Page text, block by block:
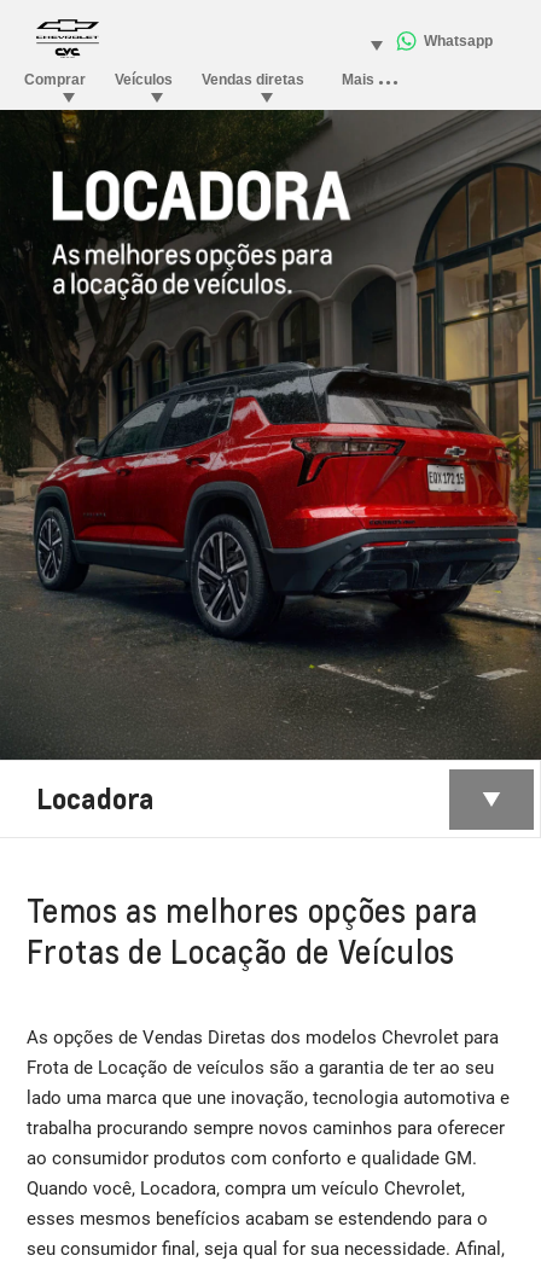
Locadora
Temos as melhores opções para
Frotas de Locação de Veículos
As opções de Vendas Diretas dos modelos Chevrolet para
Frota de Locação de veículos são a garantia de ter ao seu
lado uma marca que une inovação, tecnologia automotiva e
trabalha procurando sempre novos caminhos para oferecer
ao consumidor produtos com conforto e qualidade GM.
Quando você, Locadora, compra um veículo Chevrolet,
esses mesmos benefícios acabam se estendendo para o
seu consumidor final, seja qual for sua necessidade. Afinal,